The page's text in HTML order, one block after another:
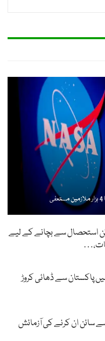
استحصال سے بچانے کے لیے
پاکستان سے ڈھائی کروڑ
سائن ان کرنے کی آزمائش